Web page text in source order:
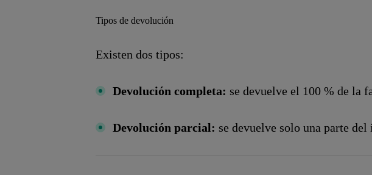
Tipos de devolución
Existen dos tipos:
Devolución completa: se devuelve el 100 % de la
Devolución parcial: se devuelve solo una parte